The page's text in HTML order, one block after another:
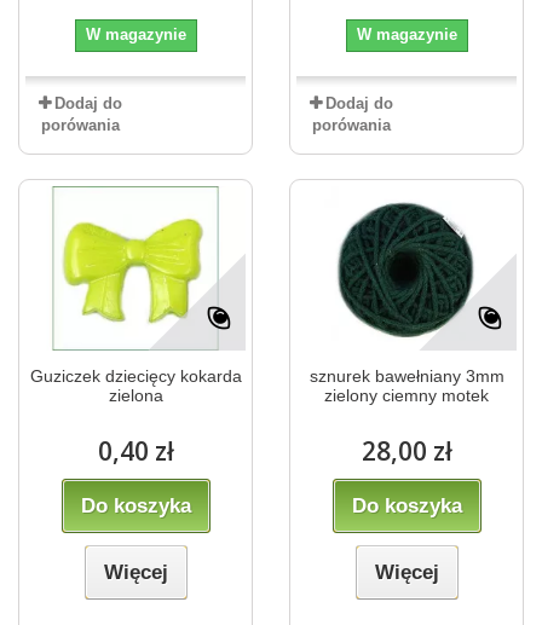
W magazynie
Dodaj do
porówania
W magazynie
Dodaj do
porówania
Guziczek dziecięcy kokarda
zielona
0,40 zł
Do koszyka
Więcej
sznurek bawełniany 3mm
zielony ciemny motek
28,00 zł
Do koszyka
Więcej